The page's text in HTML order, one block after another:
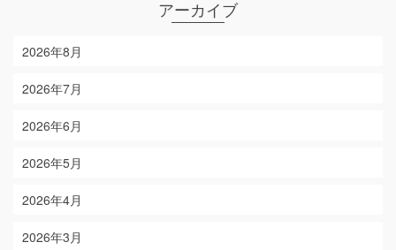
アーカイブ
2026年8月
2026年7月
2026年6月
2026年5月
2026年4月
2026年3月